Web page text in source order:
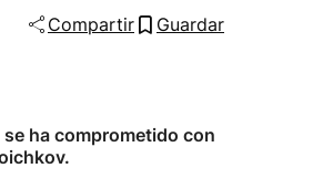
Compartir Guardar
ha comprometido con